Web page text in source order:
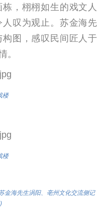
，栩栩如生的戏文人
叹为观止。苏金海先
图，感叹民间匠人于
。
楼
楼